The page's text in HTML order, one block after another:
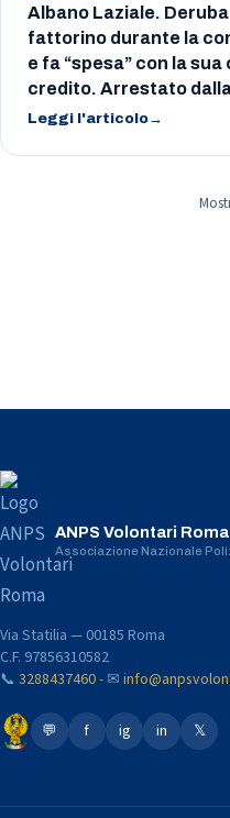
Albano Laziale. Deruba
fattorino durante la
e fa “spesa” con la
credito. Arrestato
di Stato
Leggi l'articolo→
ANPS Volontari Roma
Associazione Nazionale
Via Statilia — 00185 Roma
C.F. 97856310582
📞 3288437460- ✉
💬 f ig in 𝕏